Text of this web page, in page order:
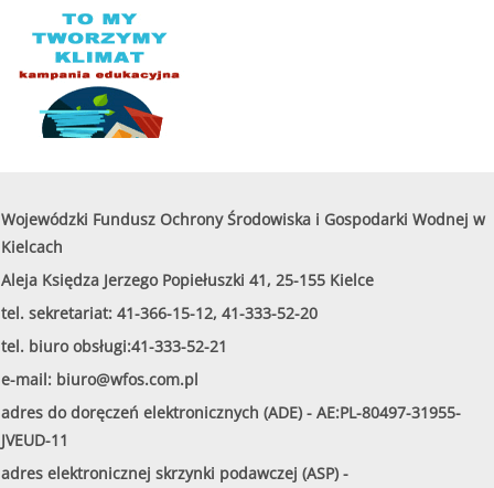
Wojewódzki Fundusz Ochrony Środowiska i Gospodarki Wodnej w
Kielcach
Aleja Księdza Jerzego Popiełuszki 41, 25-155 Kielce
tel. sekretariat: 41-366-15-12, 41-333-52-20
tel. biuro obsługi:41-333-52-21
e-mail: biuro@wfos.com.pl
adres do doręczeń elektronicznych (ADE) - AE:PL-80497-31955-
JVEUD-11
adres elektronicznej skrzynki podawczej (ASP) -